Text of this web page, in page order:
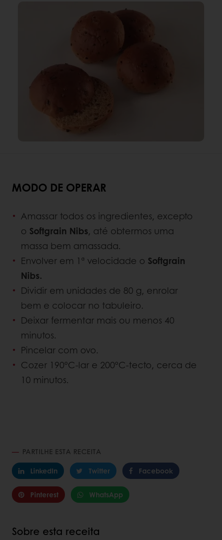
MODO DE OPERAR
Amassar todos os ingredientes, excepto
o Softgrain Nibs, até obtermos uma
massa bem amassada.
Envolver em 1ª velocidade o Softgrain
Nibs.
Dividir em unidades de 80 g, enrolar
bem e colocar no tabuleiro.
Deixar fermentar mais ou menos 40
minutos.
Pincelar com ovo.
Cozer 190ºC-lar e 200ºC-tecto, cerca de
10 minutos.
PARTILHE ESTA RECEITA
LinkedIn
Twitter Facebook
Pinterest WhatsApp
Sobre esta receita